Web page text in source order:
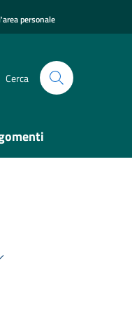
personale
Cerca